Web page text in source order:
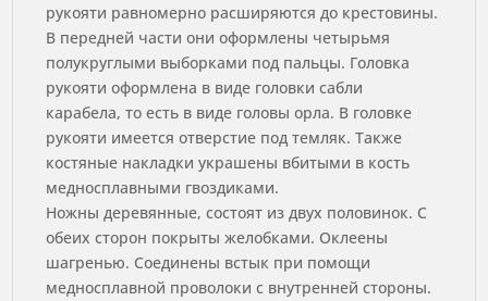
рукояти равномерно расширяются до крестовины.
В передней части они оформлены четырьмя
полукруглыми выборками под пальцы. Головка
рукояти оформлена в виде головки сабли
карабела, то есть в виде головы орла. В головке
рукояти имеется отверстие под темляк. Также
костяные накладки украшены вбитыми в кость
медносплавными гвоздиками.
Ножны деревянные, состоят из двух половинок. С
обеих сторон покрыты желобками. Оклеены
шагренью. Соединены встык при помощи
медносплавной проволоки с внутренней стороны.